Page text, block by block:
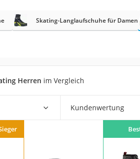
Skating-Langlaufschuhe für Damen
Herren im Vergleich
Kundenwertung